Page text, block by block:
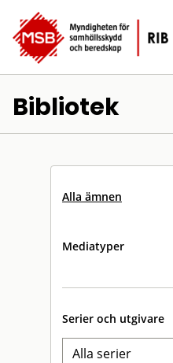
Bibliotek
Alla ämnen
Mediatyper
Serier och utgivare